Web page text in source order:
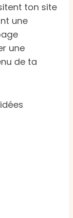
ton site
une
une
de ta